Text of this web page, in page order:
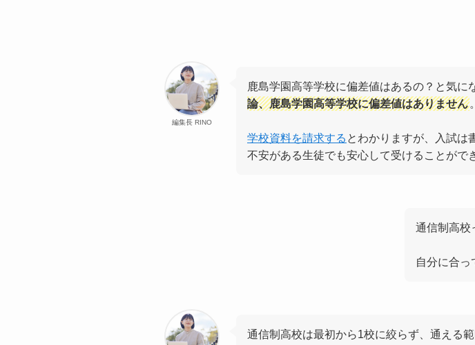
編集長 RINO
鹿島学園高等学校に偏差値はあるの？と気に
論、鹿島学園高等学校に偏差値はありません 。
学校資料を請求する とわかりますが、入試は
不安がある生徒でも安心して受けることがで
通信制高校
自分に合っ
通信制高校は最初から1校に絞らず、通える